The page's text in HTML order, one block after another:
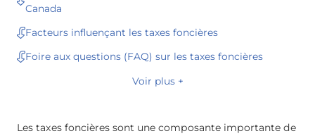
Canada
Facteurs influençant les taxes foncières
Foire aux questions (FAQ) sur les taxes foncières
Voir plus +
Les taxes foncières sont une composante importante de